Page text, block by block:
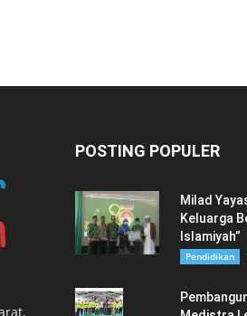
POSTING POPULER
Milad
Keluarga
Islamiyah”
Pendidikan